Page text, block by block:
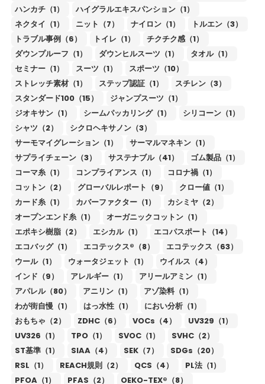
ハンカチ（1）
ハイグラルエキスパンション（1）
ネクタイ（1）
ニット（7） ナイロン（1）
トルエン（3）
トラブル事例（6）
トイレ（1）
チクチク感（1）
ダウンプルーフ（1）
ダウンヒルスーツ（1）
タオル（1）
セミナー（1）
スーツ（1）
スポーツ（10）
ストレッチ素材（1）
ステップ認証（1）
スチレン（3）
スタンダード100（15）
ジャンプスーツ（1）
ジオキサン（1）
シームパッカリング（1）
シリコーン（1）
シャツ（2）
シクロヘキサノン（3）
サーモマイグレーション（1）
サーマルマネキン（1）
サプライチェーン（3）
サステナブル（41）
ゴム製品（1）
コーマ糸（1）
コンプライアンス（1）
コロナ禍（1）
コットン（2）
グローバルレポート（9）
クロー値（1）
カード糸（1）
カバーファクター（1）
カシミヤ（2）
オープンエンド糸（1）
オーガニックコットン（1）
エポキシ樹脂（2）
エシカル（1）
エコパスポート（14）
エコバッグ（1）
エコテックス®（8）
エコテックス（63）
ウール（1）
ウォータジェット（1）
ウイルス（4）
インド（9）
アレルギー（1）
アリールアミン（1）
アパレル（80）
アニリン（1）
アゾ染料（1）
わが街自慢（1）
はっ水性（1）
におい分析（1）
おもちゃ（2）
ZDHC（6） VOCs（4）
UV329（1）
UV326（1）
TPO（1） SVOC（1）
SVHC（2）
ST基準（1）
SIAA（4） SEK（7）
SDGs（20）
RSL（1）
REACH規則（2） QCS（4）
PL法（1）
PFOA（1）
PFAS（2）
OEKO-TEX®（8）